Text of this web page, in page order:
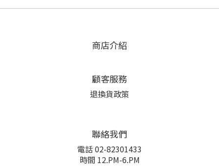
商店介紹
顧客服務
退換貨政策
聯絡我們
電話 02-82301433
時間 12.PM-6.PM